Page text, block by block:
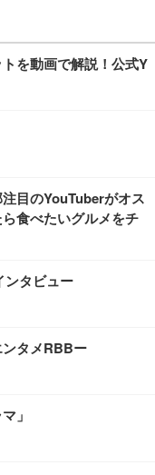
を動画で解説！公式Y
目のYouTuberがオス
食べたいグルメをチ
ンタビュー
ンタメRBBー
」